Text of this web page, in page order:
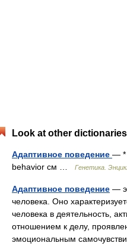
Look at other
Адаптивное поведение — *
behavior см …
Генетика.
Адаптивное поведение —
человека. Оно
человека в деятельность,
отношением к делу,
эмоциональным